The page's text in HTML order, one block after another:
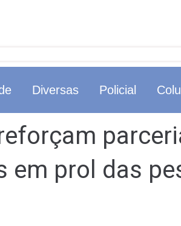
Diversas Policial
em prol das